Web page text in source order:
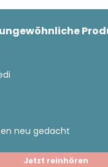
neu gedacht
Jetzt reinhören